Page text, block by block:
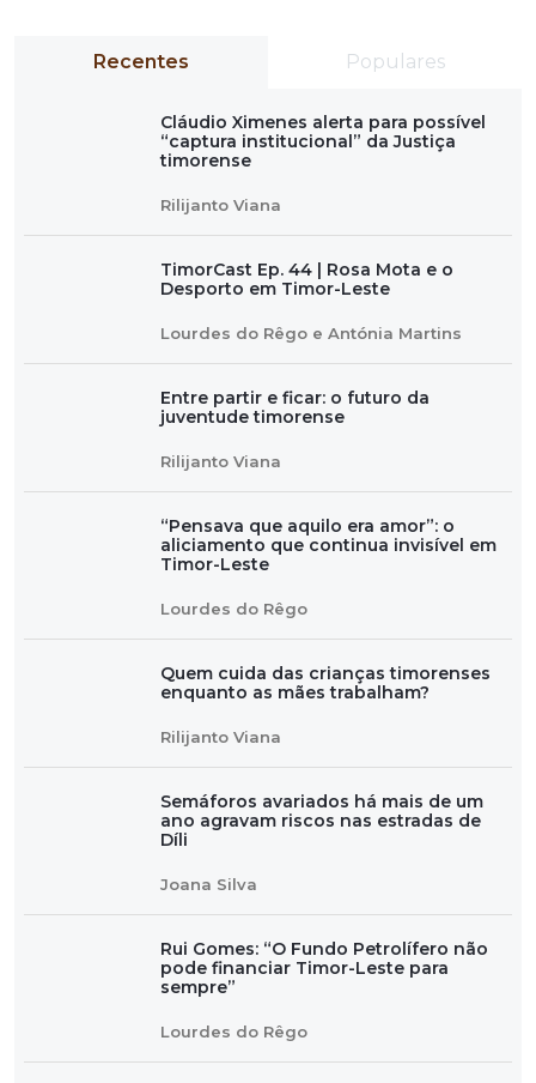
Recentes Populares
Cláudio Ximenes alerta para possível
“captura institucional” da Justiça
timorense
Rilijanto Viana
TimorCast Ep. 44 | Rosa Mota e o
Desporto em Timor-Leste
Lourdes do Rêgo e Antónia Martins
Entre partir e ficar: o futuro da
juventude timorense
Rilijanto Viana
“Pensava que aquilo era amor”: o
aliciamento que continua invisível em
Timor-Leste
Lourdes do Rêgo
Quem cuida das crianças timorenses
enquanto as mães trabalham?
Rilijanto Viana
Semáforos avariados há mais de um
ano agravam riscos nas estradas de
Díli
Joana Silva
Rui Gomes: “O Fundo Petrolífero não
pode financiar Timor-Leste para
sempre”
Lourdes do Rêgo